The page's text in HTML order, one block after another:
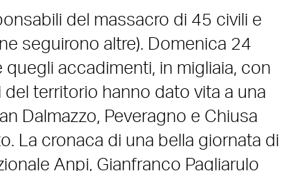
del massacro di 45 civili e
seguirono altre). Domenica 24
accadimenti, in migliaia, con
territorio hanno dato vita a una
Dalmazzo, Peveragno e Chiusa
La cronaca di una bella giornata di
Anpi, Gianfranco Pagliarulo